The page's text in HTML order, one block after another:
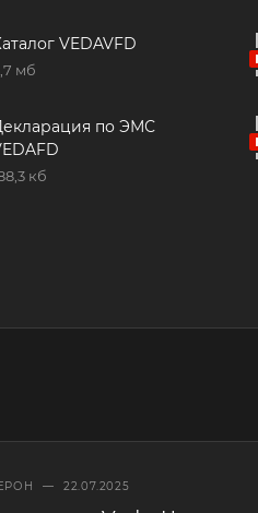
VEDAVFD
мб
по ЭМС
кб
— 22.07.2025